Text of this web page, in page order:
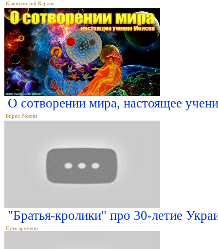
Кыштымский Карлик
О сотворении мира, настоящее
Борис Рожин
"Братья-кролики" про 30-летие
Суть времени